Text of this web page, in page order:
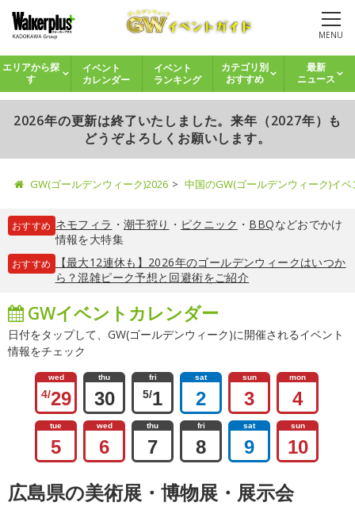
MENU
エリアから探
す
イベント
カレンダー
イベント
ランキング
カテゴリ別
おすすめ
最新
ニュース
2026年の更新は終了いたしました。来年（2027年）も
どうぞよろしくお願いします。
GW(ゴールデンウィーク)2026 中国のGW(ゴールデンウィーク)イ
おすすめ ネモフィラ ・ 潮干狩り ・ ピクニック ・ BBQなどおでかけ
情報を大特集
おすすめ
【最大12連休も】2026年のゴールデンウィークはいつか
ら？混雑ピーク予想と回避術をご紹介
GWイベントカレンダー
日付をタップして、GW(ゴールデンウィーク)に開催されるイベント
情報をチェック
wed
4/29
thu
30
fri
5/1
sat
2
sun
3
mon
4
tue
5
wed
6
thu
7
fri
8
sat
9
sun
10
広島県の美術展・博物展・展示会